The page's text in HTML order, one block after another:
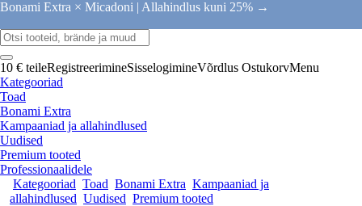
Bonami Extra × Micadoni | Allahindlus kuni 25% →
10 € teileRegistreerimineSisselogimineVõrdlus OstukorvMenu
Kategooriad
Toad
Bonami Extra
Kampaaniad ja allahindlused
Uudised
Premium tooted
Professionaalidele
Kategooriad Toad Bonami Extra Kampaaniad ja
allahindlused Uudised Premium tooted